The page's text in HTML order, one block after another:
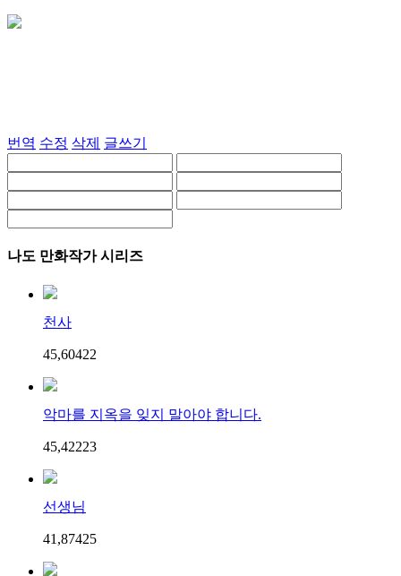
번역 수정 삭제 글쓰기
나도 만화작가 시리즈
천사
45,60422
악마를 지옥을 잊지 말아야 합니다.
45,42223
선생님
41,87425